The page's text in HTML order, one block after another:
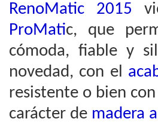
RenoMatic 2015
ProMatic, que
cómoda, fiable y
novedad, con el
resistente o bien con
carácter de madera